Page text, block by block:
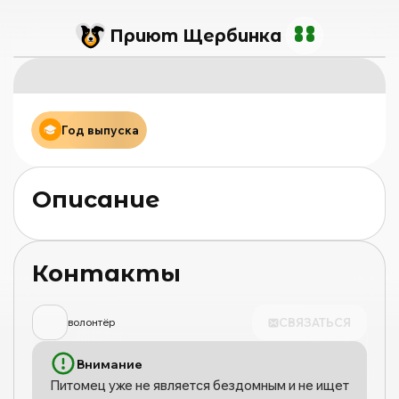
Приют Щербинка
Описание
Контакты
волонтёр СВЯЗАТЬСЯ
Внимание
Питомец уже не является бездомным и не ищет
Год выпуска